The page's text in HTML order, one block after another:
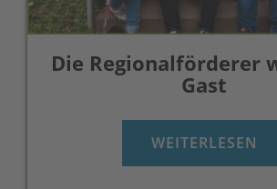
Die Regionalförderer
Gast
WEITERLESEN